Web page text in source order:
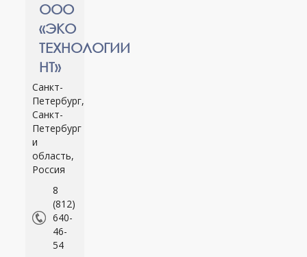
ООО
«ЭКО
ТЕХНОЛОГИИ
НТ»
Санкт-
Петербург,
Санкт-
Петербург
и
область,
Россия
8
(812)
640-
46-
54